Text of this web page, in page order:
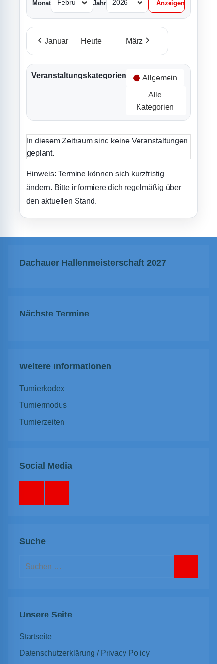
Monat Jahr
Januar Heute März
Veranstaltungskategorien Allgemein
Alle
Kategorien
In diesem Zeitraum sind keine Veranstaltungen
geplant.
Hinweis: Termine können sich kurzfristig
ändern. Bitte informiere dich regelmäßig über
den aktuellen Stand.
Dachauer Hallenmeisterschaft 2027
Nächste Termine
Weitere Informationen
Turnierkodex
Turniermodus
Turnierzeiten
Social Media
Suche
Suchen
Unsere Seite
Startseite
Datenschutzerklärung / Privacy Policy